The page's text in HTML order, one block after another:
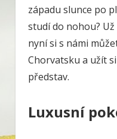
západu slunce po
studí do nohou?
nyní si s námi
Chorvatsku a užít
představ.
Luxusní